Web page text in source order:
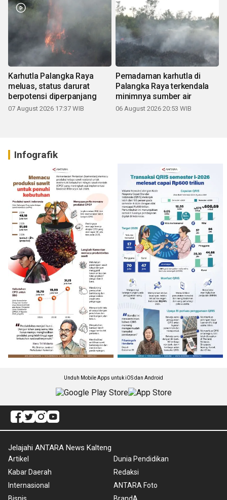
Karhutla Palangka Raya
meluas, status darurat
berpotensi diperpanjang
07 August 2026 17:37 WIB
Pemadaman karhutla di
Palangka Raya terkendala
minimnya sumber air
06 August 2026 20:53 WIB
Infografik
Unduh Mobile Apps untuk iOS dan Android
Jelajahi ANTARA News Kalteng
Artikel
Kabar Daerah
Internasional
Dunia Pendidikan
Redaksi
ANTARA Foto